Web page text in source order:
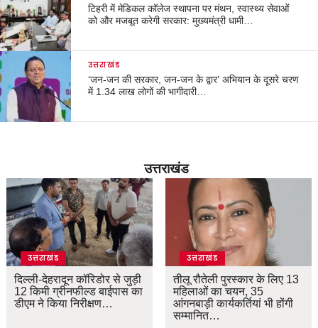
टिहरी में मेडिकल कॉलेज स्थापना पर मंथन, स्वास्थ्य सेवाओं
को और मजबूत करेगी सरकार: मुख्यमंत्री धामी…
उत्तराखंड
‘जन-जन की सरकार, जन-जन के द्वार’ अभियान के दूसरे चरण
में 1.34 लाख लोगों की भागीदारी…
उत्तराखंड
उत्तराखंड
दिल्ली-देहरादून कॉरिडोर से जुड़ी
12 किमी ग्रीनफील्ड बाईपास का
डीएम ने किया निरीक्षण…
उत्तराखंड
तीलू रौतेली पुरस्कार के लिए 13
महिलाओं का चयन, 35
आंगनबाड़ी कार्यकर्तियां भी होंगी
सम्मानित…